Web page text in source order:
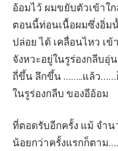
อ้อมไว้ ผมขยับตัวเข้าใ
ตอนนี้ท่อนเนื้อผมซึ่งอิ่ม
ปล่อย ได้ เคลื่อนไหว เข้
จังหวะอยู่ในรูร่องกลีบ
ถี่ขึ้น ลึกขึ้น ……..แล้ว……
ในรูร่องกลีบ ของอีอ้อม
ที่ตอดรับอีกครั้ง แม้ จำ
น้อยกว่าครั้งแรกก็ตาม